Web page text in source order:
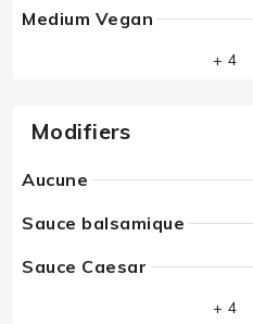
Medium Vegan
+ 4
Modifiers
Aucune
Sauce balsamique
Sauce Caesar
+ 4